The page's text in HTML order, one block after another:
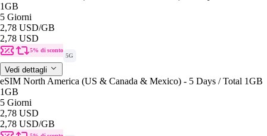
1GB
5 Giorni
2,78 USD/GB
2,78 USD
5% di sconto
5G
Vedi dettagli
eSIM North America (US & Canada & Mexico) - 5 Days / Total 1GB
1GB
5 Giorni
2,78 USD
2,78 USD/GB